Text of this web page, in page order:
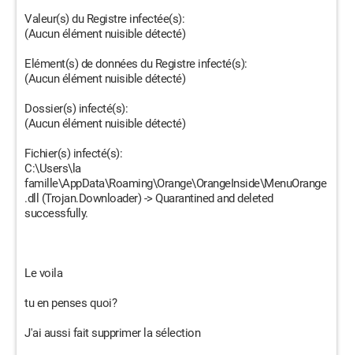
Valeur(s) du Registre infectée(s):
(Aucun élément nuisible détecté)
Elément(s) de données du Registre infecté(s):
(Aucun élément nuisible détecté)
Dossier(s) infecté(s):
(Aucun élément nuisible détecté)
Fichier(s) infecté(s):
C:\Users\la
famille\AppData\Roaming\Orange\OrangeInside\MenuOrange
.dll (Trojan.Downloader) -> Quarantined and deleted
successfully.
Le voila
tu en penses quoi?
J'ai aussi fait supprimer la sélection